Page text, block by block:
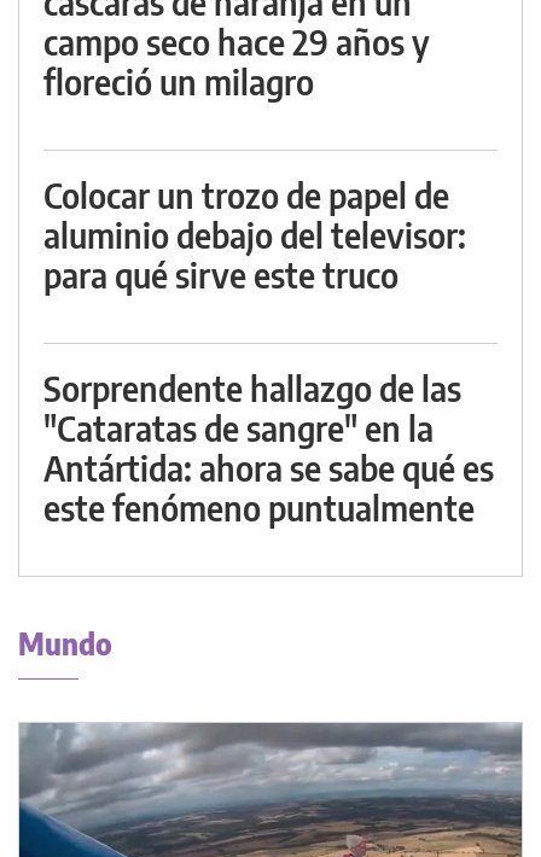
campo seco hace 29 años y
floreció un milagro
Colocar un trozo de papel de
aluminio debajo del televisor:
para qué sirve este truco
Sorprendente hallazgo de las
"Cataratas de sangre" en la
Antártida: ahora se sabe qué es
este fenómeno puntualmente
Mundo